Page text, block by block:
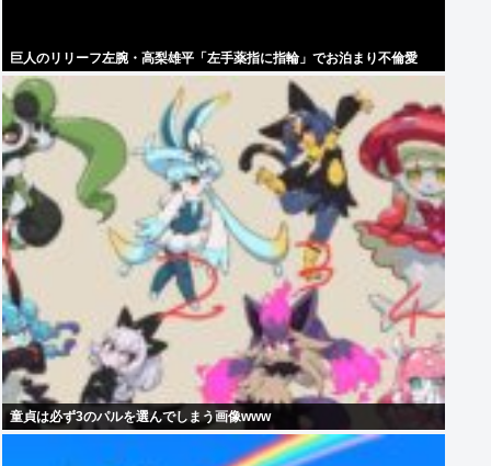
巨人のリリーフ左腕・高梨雄平「左手薬指に指輪」でお泊まり不倫愛
童貞は必ず3のパルを選んでしまう画像www